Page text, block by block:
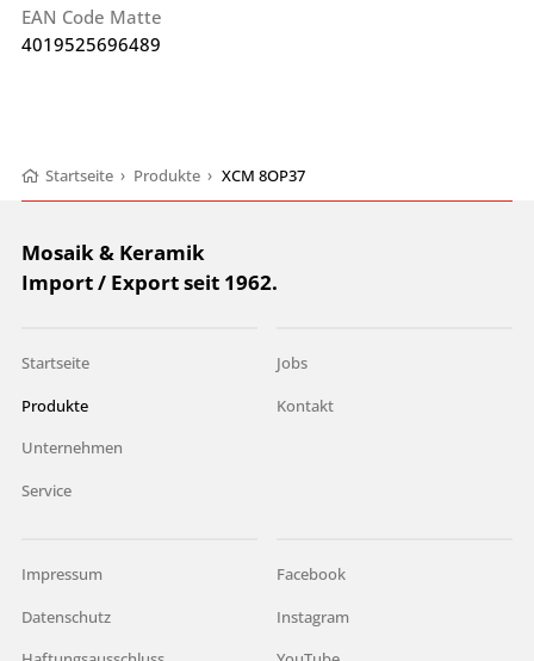
EAN Code Matte
4019525696489
Startseite › Produkte › XCM 8OP37
Mosaik & Keramik
Import / Export seit 1962.
Startseite
Produkte
Unternehmen
Service
Jobs
Kontakt
Impressum
Datenschutz
Facebook
Instagram